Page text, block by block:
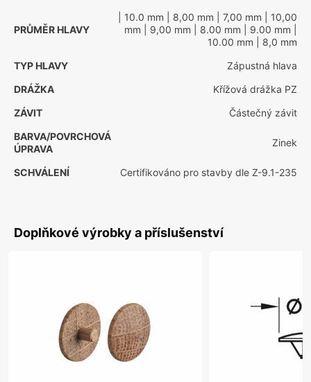
PRŮMĚR HLAVY
| 10.0 mm | 8,00 mm | 7,00 mm | 10,00
mm | 9,00 mm | 8.00 mm | 9.00 mm
10.00 mm | 8,0 mm
TYP HLAVY
Zápustná hlava
DRÁŽKA
Křížová drážka PZ
ZÁVIT
Částečný závit
BARVA/POVRCHOVÁ
ÚPRAVA
Zinek
SCHVÁLENÍ Certifikováno pro stavby dle Z-9.1-235
Doplňkové výrobky a příslušenství